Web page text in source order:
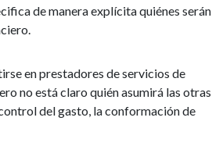
de manera explícita quiénes serán
en prestadores de servicios de
no está claro quién asumirá las otras
del gasto, la conformación de